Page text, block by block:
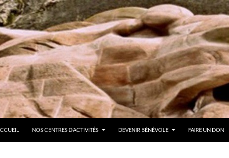
NOS CENTRES D’ACTIVITÉS DEVENIR BÉNÉVOLE FAIRE UN DON